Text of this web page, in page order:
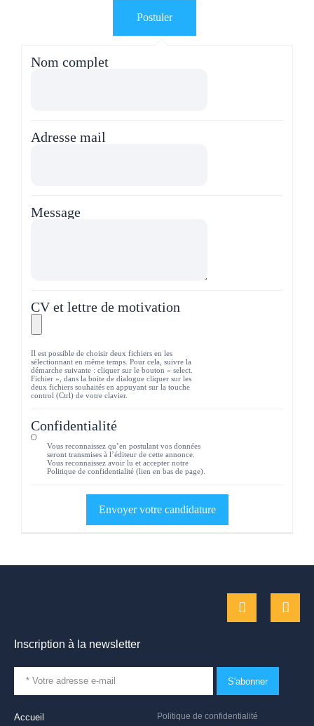
Nom complet
Adresse mail
Message
CV et lettre de motivation
Il est possible de choisir deux fichiers en les
sélectionnant en même temps. Pour cela, suivre la
démarche suivante : cliquer sur le bouton « select.
Fichier », dans la boite de dialogue cliquer sur les
deux fichiers souhaités en appuyant sur la touche
control (Ctrl) de votre clavier.
Confidentialité
Vous reconnaissez qu’en postulant vos données
seront transmises à l’éditeur de cette annonce.
Vous reconnaissez avoir lu et accepter notre
Politique de confidentialité (lien en bas de page).
Politique de confidentialité
Accueil
Inscription à la newsletter
S'abonner